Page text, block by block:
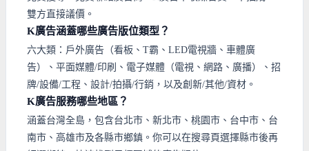
雙方直接議價。
K廣告涵蓋哪些廣告版位類型？
六大類：戶外廣告（看板、T霸、LED電視牆、車體廣
告）、平面媒體/印刷、電子媒體（電視、網路、廣播）、招
牌/設備/工程、設計/拍攝/行銷，以及創新/其他/資材。
K廣告服務哪些地區？
涵蓋台灣全島，包含台北市、新北市、桃園市、台中市、台
南市、高雄市及各縣市鄉鎮。你可以在搜尋頁選擇縣市後再